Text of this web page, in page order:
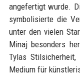
angefertigt wurde.
symbolisierte die
unter den vielen
Minaj besonders
Tylas
Medium für